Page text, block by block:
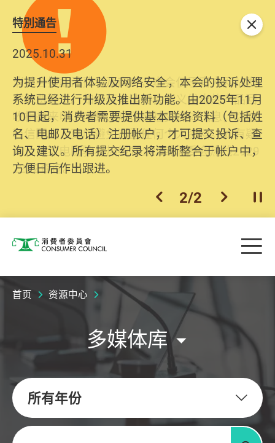
特別通告
2025.10.31
为提升使用者体验及网络安全，本会的投诉处理
系统已经进行升级及推出新功能。由2025年11月
10日起，消费者需要提供基本联络资料（包括姓
名、电邮及电话）注册帐户，才可提交投诉、查
询及建议。所有提交纪录将清晰整合于帐户中，
方便日后作出跟进。
上一个
2/2 下一个开
关闭
消费者委员会 目
首页 资源中心
多媒体库
所有年份
关键字